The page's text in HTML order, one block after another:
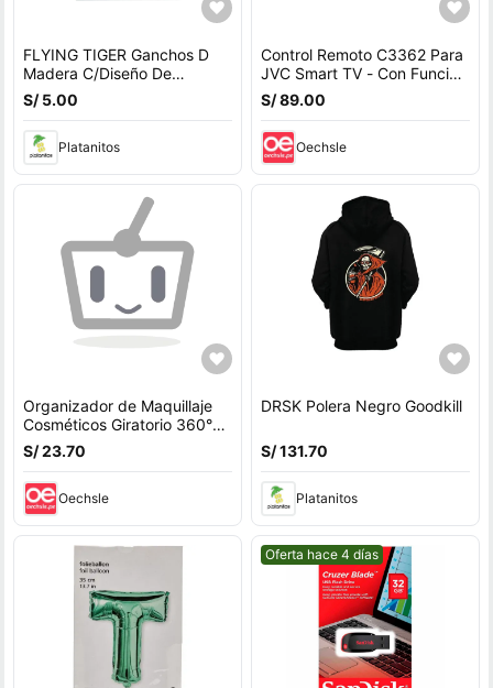
FLYING TIGER Ganchos D
Madera C/Diseño De
Animales 4pcs 1450638
S/ 5.00
Platanitos
Control Remoto C3362 Para
JVC Smart TV - Con Función
De Voz
S/ 89.00
Oechsle
Organizador de Maquillaje
Cosméticos Giratorio 360°
Ajustable Blanco
S/ 23.70
Oechsle
DRSK Polera Negro Goodkill
S/ 131.70
Platanitos
Mejor precio.
Oferta hace 4 días